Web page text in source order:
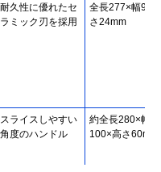
耐久性に優れたセ
ラミック刃を採用
全長277×幅92×
さ24mm
スライスしやすい
角度のハンドル
約全長280×幅
100×高さ60mm